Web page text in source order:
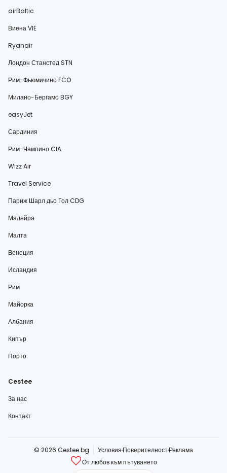
airBaltic
Виена VIE
Ryanair
Лондон Станстед STN
Рим-Фьюмичино FCO
Милано-Бергамо BGY
easyJet
Сардиния
Рим-Чампино CIA
Wizz Air
Travel Service
Париж Шарл дьо Гол CDG
Мадейра
Малта
Венеция
Исландия
Рим
Майорка
Албания
Кипър
Порто
Cestee
За нас
Контакт
© 2026 Cestee.bg Условия ПоверителностРеклама
От любов към пътуването
cestee.com